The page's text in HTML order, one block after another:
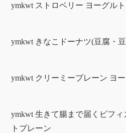
ymkwt ストロベリー ヨーグル
ymkwt きなこドーナツ(豆腐・
ymkwt クリーミープレーン ヨ
ymkwt 生きて腸まで届くビフ
トプレーン